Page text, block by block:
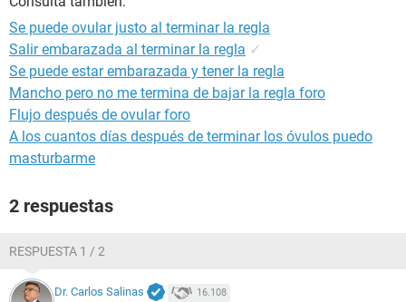
Se puede ovular justo al terminar la regla
Salir embarazada al terminar la regla ✓
Se puede estar embarazada y tener la regla
Mancho pero no me termina de bajar la regla foro
Flujo después de ovular foro
A los cuantos días después de terminar los óvulos puedo
masturbarme
2 respuestas
RESPUESTA 1 / 2
Dr. Carlos Salinas 16.108